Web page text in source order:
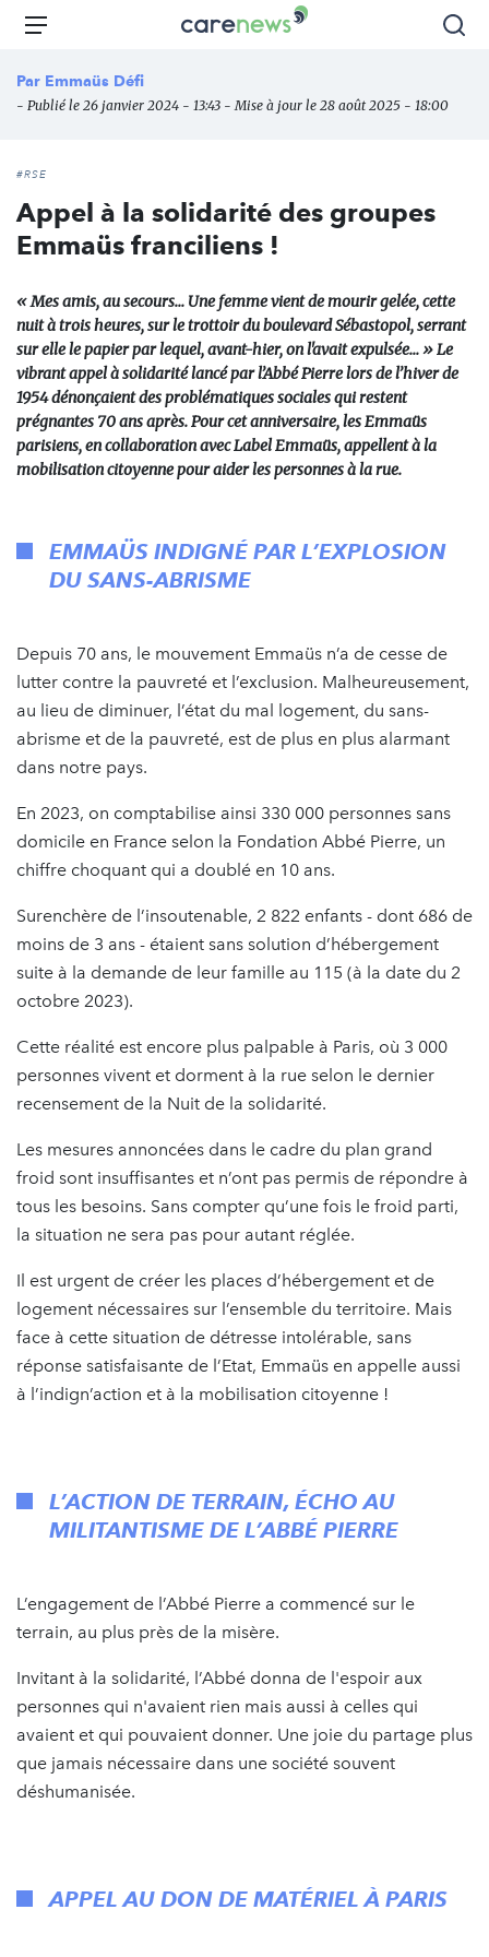
Aller
principal
Carenews,
des
Menu
Par Emmaüs Défi
- Publié le 26 janvier 2024 - 13:43 - Mise à jour le 28 août 2025 - 18:00
#RSE
Appel à la solidarité des groupes
Emmaüs franciliens !
« Mes amis, au secours... Une femme vient de mourir gelée, cette
nuit à trois heures, sur le trottoir du boulevard Sébastopol, serrant
sur elle le papier par lequel, avant-hier, on l'avait expulsée... » Le
vibrant appel à solidarité lancé par l’Abbé Pierre lors de l’hiver de
1954 dénonçaient des problématiques sociales qui restent
prégnantes 70 ans après. Pour cet anniversaire, les Emmaüs
parisiens, en collaboration avec Label Emmaüs, appellent à la
mobilisation citoyenne pour aider les personnes à la rue.
EMMAÜS INDIGNÉ PAR L’EXPLOSION
DU SANS-ABRISME
Depuis 70 ans, le mouvement Emmaüs n’a de cesse de
lutter contre la pauvreté et l’exclusion. Malheureusement,
au lieu de diminuer, l’état du mal logement, du sans-
abrisme et de la pauvreté, est de plus en plus alarmant
dans notre pays.
En 2023, on comptabilise ainsi 330 000 personnes sans
domicile en France selon la Fondation Abbé Pierre, un
chiffre choquant qui a doublé en 10 ans.
Surenchère de l’insoutenable, 2 822 enfants - dont 686 de
moins de 3 ans - étaient sans solution d’hébergement
suite à la demande de leur famille au 115 (à la date du 2
octobre 2023).
Cette réalité est encore plus palpable à Paris, où 3 000
personnes vivent et dorment à la rue selon le dernier
recensement de la Nuit de la solidarité.
Les mesures annoncées dans le cadre du plan grand
froid sont insuffisantes et n’ont pas permis de répondre à
tous les besoins. Sans compter qu’une fois le froid parti,
la situation ne sera pas pour autant réglée.
Il est urgent de créer les places d’hébergement et de
logement nécessaires sur l’ensemble du territoire. Mais
face à cette situation de détresse intolérable, sans
réponse satisfaisante de l’Etat, Emmaüs en appelle aussi
à l’indign’action et à la mobilisation citoyenne !
L’ACTION DE TERRAIN, ÉCHO AU
MILITANTISME DE L’ABBÉ PIERRE
L’engagement de l’Abbé Pierre a commencé sur le
terrain, au plus près de la misère.
Invitant à la solidarité, l’Abbé donna de l'espoir aux
personnes qui n'avaient rien mais aussi à celles qui
avaient et qui pouvaient donner. Une joie du partage plus
que jamais nécessaire dans une société souvent
déshumanisée.
APPEL AU DON DE MATÉRIEL À PARIS